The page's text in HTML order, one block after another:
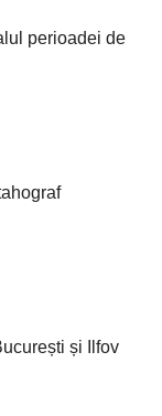
perioadei de
și Ilfov